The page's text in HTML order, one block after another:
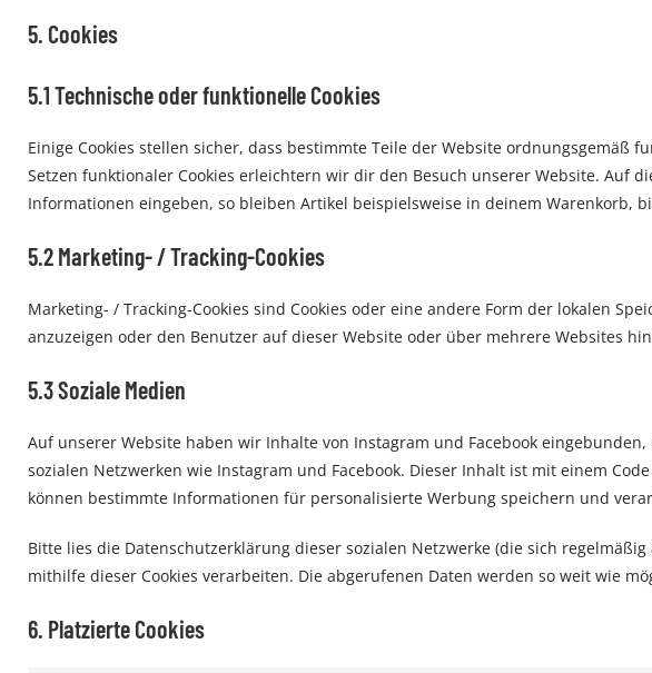
5. Cookies
5.1 Technische oder funktionelle Cookies
Einige Cookies stellen sicher, dass bestimmte Teile der Website
Setzen funktionaler Cookies erleichtern wir dir den Besuch unserer Website. Auf
Informationen eingeben, so bleiben Artikel beispielsweise in deinem Warenkorb,
5.2 Marketing- / Tracking-Cookies
Marketing- / Tracking-Cookies sind Cookies oder eine andere Form der lokalen
anzuzeigen oder den Benutzer auf dieser Website oder über mehrere Websites
5.3 Soziale Medien
Auf unserer Website haben wir Inhalte von Instagram und Facebook eingebunden,
sozialen Netzwerken wie Instagram und Facebook. Dieser Inhalt ist mit einem
können bestimmte Informationen für personalisierte Werbung speichern und
Bitte lies die Datenschutzerklärung dieser sozialen Netzwerke (die sich
mithilfe dieser Cookies verarbeiten. Die abgerufenen Daten werden so weit wie
6. Platzierte Cookies